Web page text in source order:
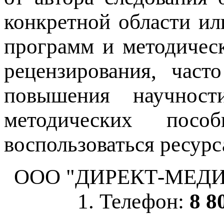
конкретной области
программ и
рецензирования,
повышения
методических
воспользоваться
ООО "ДИРЕКТ-
1. Телефон: 8